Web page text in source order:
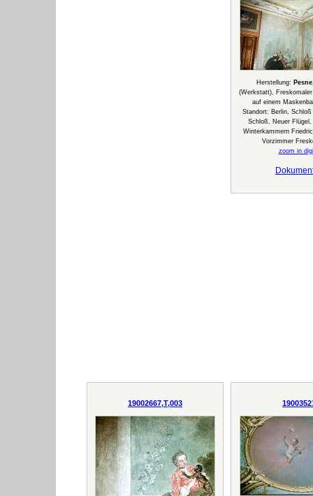
Herstellung:
(Werkstatt),
auf einem
Standort: Berlin, Schloß
Schloß, Neuer
Winterkammern
Vorzimmer
zoom in
19002667,T,003